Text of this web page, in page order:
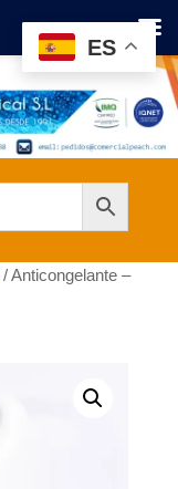
/ Anticongelante –
ES